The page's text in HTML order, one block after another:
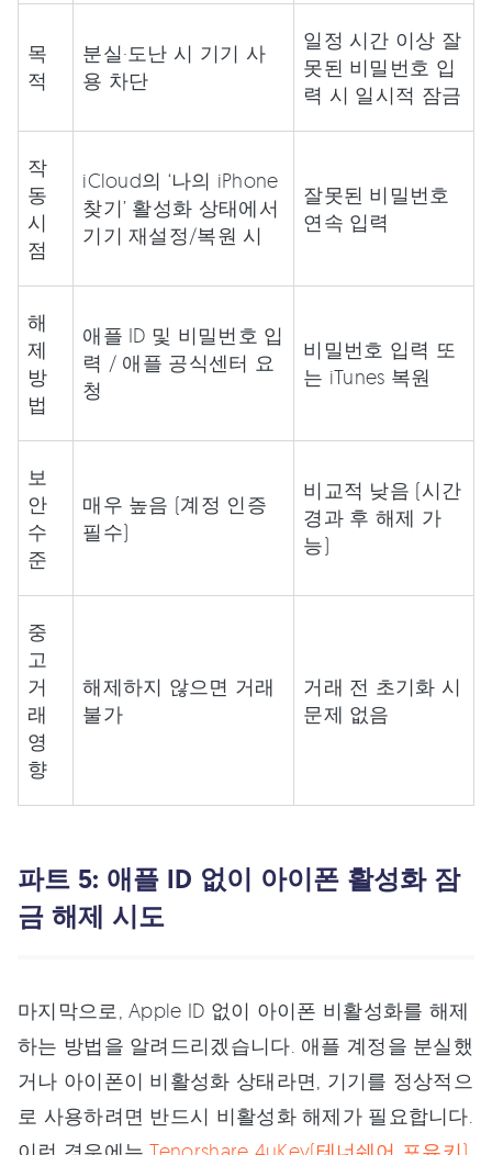
목
적
분실·도난 시 기기 사
용 차단
일정 시간 이상 잘
못된 비밀번호 입
력 시 일시적 잠금
작
동
시
점
iCloud의 ‘나의 iPhone
찾기’ 활성화 상태에서
기기 재설정/복원 시
잘못된 비밀번호
연속 입력
해
제
방
법
애플 ID 및 비밀번호 입
력 / 애플 공식센터 요
청
비밀번호 입력 또
는 iTunes 복원
보
안
수
준
매우 높음 (계정 인증
필수)
비교적 낮음 (시간
경과 후 해제 가
능)
중
고
거
래
영
향
해제하지 않으면 거래
불가
거래 전 초기화 시
문제 없음
파트 5: 애플 ID 없이 아이폰 활성화 잠
금 해제 시도
마지막으로, Apple ID 없이 아이폰 비활성화를 해제
하는 방법을 알려드리겠습니다. 애플 계정을 분실했
거나 아이폰이 비활성화 상태라면, 기기를 정상적으
로 사용하려면 반드시 비활성화 해제가 필요합니다.